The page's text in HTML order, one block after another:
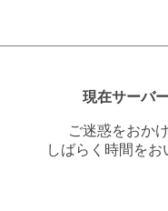
現在サーバ
ご迷惑をおか
しばらく時間を